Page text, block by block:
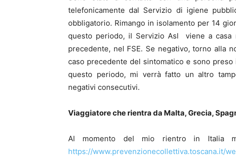
telefonicamente dal Servizio di igiene
obbligatorio. Rimango in isolamento per 14
questo periodo, il Servizio Asl viene a casa
precedente, nel FSE. Se negativo, torno alla
caso precedente del sintomatico e sono
questo periodo, mi verrà fatto un altro
negativi consecutivi.
Viaggiatore che rientra da Malta, Grecia,
Al momento del mio rientro in Italia
https://www.prevenzionecollettiva.toscana.it/